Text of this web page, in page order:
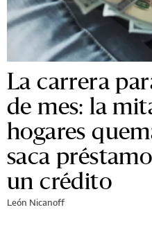
La carrera
de mes: la
hogares
saca
un crédito
León Nicanoff